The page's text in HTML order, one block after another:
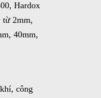
Hardox
từ 2mm,
40mm,
công